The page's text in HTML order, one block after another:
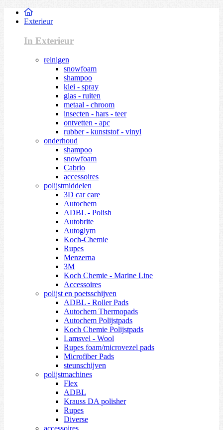
Exterieur
In Exterieur
reinigen
snowfoam
shampoo
klei - spray
glas - ruiten
metaal - chroom
insecten - hars - teer
ontvetten - apc
rubber - kunststof - vinyl
onderhoud
shampoo
snowfoam
Cabrio
accessoires
polijstmiddelen
3D car care
Autochem
ADBL - Polish
Autobrite
Autoglym
Koch-Chemie
Rupes
Menzerna
3M
Koch Chemie - Marine Line
Accessoires
polijst en poetsschijven
ADBL - Roller Pads
Autochem Thermopads
Autochem Polijstpads
Koch Chemie Polijstpads
Lamsvel - Wool
Rupes foam/microvezel pads
Microfiber Pads
steunschijven
polijstmachines
Flex
ADBL
Krauss DA polisher
Rupes
Diverse